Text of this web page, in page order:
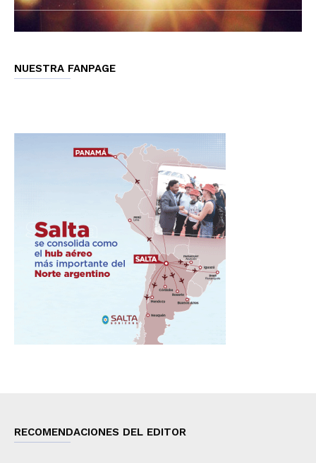
NUESTRA FANPAGE
RECOMENDACIONES DEL EDITOR